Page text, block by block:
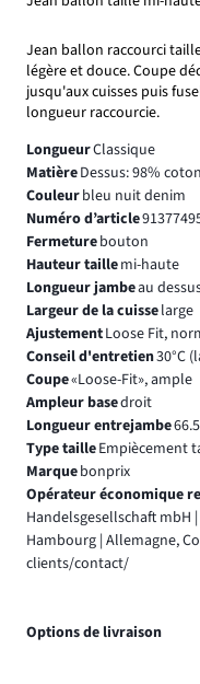
Jean ballon raccourci
légère et douce. Coupe
jusqu'aux cuisses puis
longueur raccourcie.
LongueurClassique
MatièreDessus: 98%
Couleurbleu nuit denim
Numéro d’article
Fermeturebouton
Hauteur taillemi-haute
Longueur jambeau
Largeur de la cuisselarge
AjustementLoose Fit,
Conseil d'entretien30°C
Coupe«Loose-Fit», ample
Ampleur basedroit
Longueur entrejambe
Type tailleEmpiècement
Marquebonprix
Opérateur économique
Handelsgesellschaft mbH
Hambourg | Allemagne,
clients/contact/
Options de livraison